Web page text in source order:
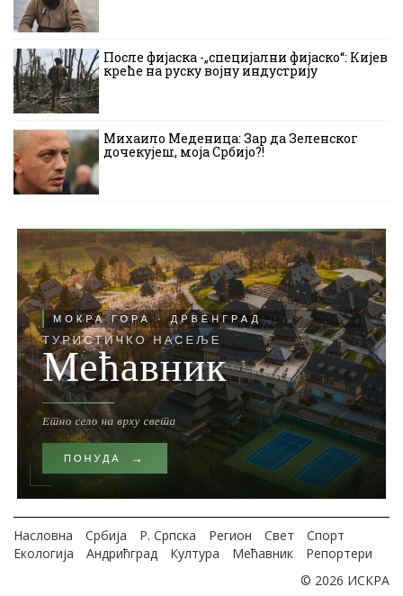
После фијаска -„специјални фијаско“: Кијев
креће на руску војну индустрију
Михаило Меденица: Зар да Зеленског
дочекујеш, моја Србијо?!
Насловна Србија Р. Српска Регион Свет
Спорт
Екологија
Андрићград Култура Мећавник
Репортери
© 2026 ИСКРА